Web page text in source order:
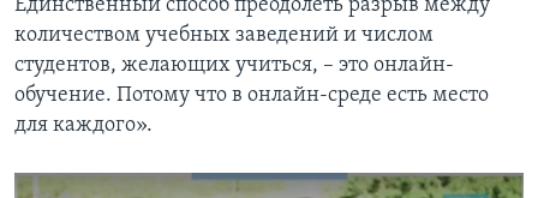
Единственный способ преодолеть разрыв между
количеством учебных заведений и числом
студентов, желающих учиться, – это онлайн-
обучение. Потому что в онлайн-среде есть место
для каждого».